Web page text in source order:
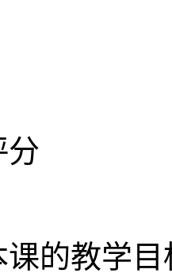
分
的教学目